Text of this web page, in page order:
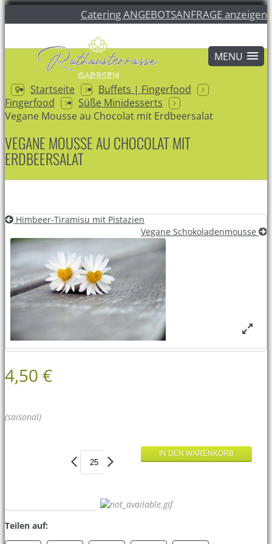
Catering ANGEBOTSANFRAGE anzeigen
Startseite
Buffets | Fingerfood
Fingerfood
Süße Minidesserts
Vegane Mousse au Chocolat mit Erdbeersalat
VEGANE MOUSSE AU CHOCOLAT MIT
ERDBEERSALAT
Himbeer-Tiramisu mit Pistazien
Vegane Schokoladenmousse
4,50 €
(saisonal)
Teilen auf: